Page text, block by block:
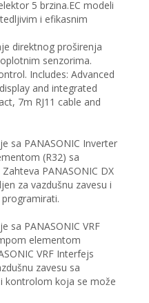
5 brzina.EC modeli
i efikasnim
direktnog proširenja
senzorima.
Includes: Advanced
and integrated
7m RJ11 cable and
sa PANASONIC Inverter
(R32) sa
PANASONIC DX
za vazdušnu zavesu i
sa PANASONIC VRF
elementom
VRF Interfejs
zavesu sa
kontrolom koja se može